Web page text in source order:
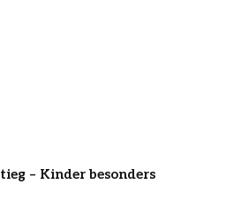
– Kinder besonders